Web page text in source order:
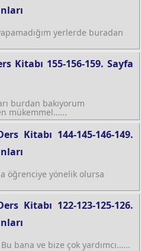
yerlerde buradan
Kitabı 155-156-159. Sayfa
burdan bakıyorum
mükemmel…...
Kitabı 144-145-146-149.
öğrenciye yönelik olursa
Kitabı 122-123-125-126.
bana ve bize çok yardımcı…...